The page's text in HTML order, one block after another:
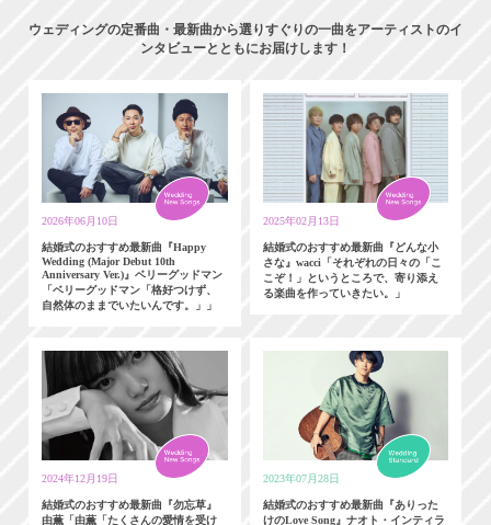
ウェディングの定番曲・最新曲から選りすぐりの一曲をアーティストのイ
ンタビューとともにお届けします！
2026年06月10日
結婚式のおすすめ最新曲『Happy
Wedding (Major Debut 10th
Anniversary Ver.)』ベリーグッドマン
「ベリーグッドマン「格好つけず、
自然体のままでいたいんです。」」
2025年02月13日
結婚式のおすすめ最新曲『どんな小
さな』wacci「それぞれの日々の「こ
こぞ！」というところで、寄り添え
る楽曲を作っていきたい。」
2024年12月19日
結婚式のおすすめ最新曲『勿忘草』
由薫「由薫「たくさんの愛情を受け
2023年07月28日
結婚式のおすすめ最新曲『ありった
けのLove Song』ナオト・インティラ